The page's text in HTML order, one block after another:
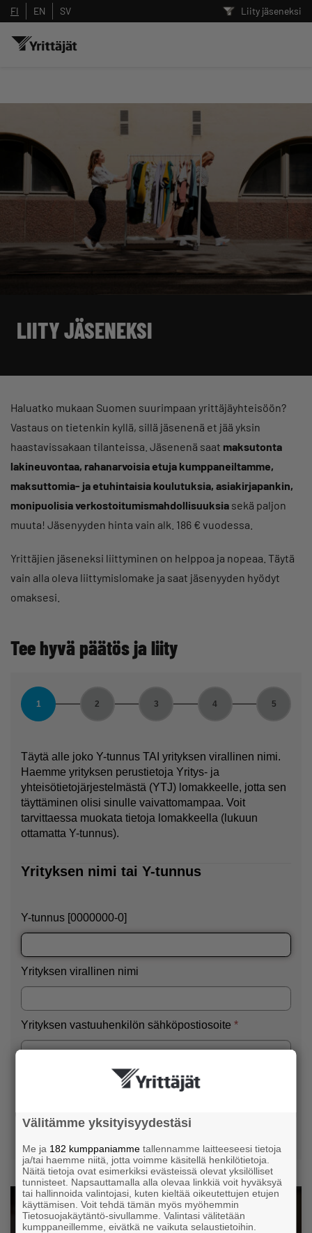
Liity jäseneksi
FI EN SV
LIITY JÄSENEKSI
Haluatko mukaan Suomen suurimpaan yrittäjäyhteisöön?
Vastaus on tietenkin kyllä, sillä jäsenenä et jää yksin
haastavissakaan tilanteissa. Jäsenenä saat maksutonta
lakineuvontaa, rahanarvoisia etuja kumppaneiltamme,
maksuttomia- ja etuhintaisia koulutuksia, asiakirjapankin,
monipuolisia verkostoitumismahdollisuuksia sekä paljon
muuta! Jäsenyyden hinta vain alk. 186 € vuodessa.
Yrittäjien jäseneksi liittyminen on helppoa ja nopeaa. Täytä
vain alla oleva liittymislomake ja saat jäsenyyden hyödyt
omaksesi.
Tee hyvä päätös ja liity
Yrittäjien tekoälyltä
Hae
Suodata hakutuloksia: näytä kaikki sisältö
Välitämme yksityisyydestäsi
Me ja 182 kumppaniamme tallennamme laitteeseesi tietoja
ja/tai haemme niitä, jotta voimme käsitellä henkilötietoja.
Näitä tietoja ovat esimerkiksi evästeissä olevat yksilölliset
tunnisteet. Napsauttamalla alla olevaa linkkiä voit hyväksyä
tai hallinnoida valintojasi, kuten kieltää oikeutettujen etujen
käyttämisen. Voit tehdä tämän myös myöhemmin
Tietosuojakäytäntö-sivullamme. Valintasi välitetään
kumppaneillemme, eivätkä ne vaikuta selaustietoihin.